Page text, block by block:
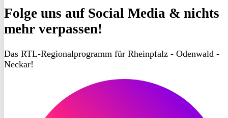
Folge uns auf Social Media & nichts
mehr verpassen!
Das RTL-Regionalprogramm für Rheinpfalz - Odenwald -
Neckar!
Instagram